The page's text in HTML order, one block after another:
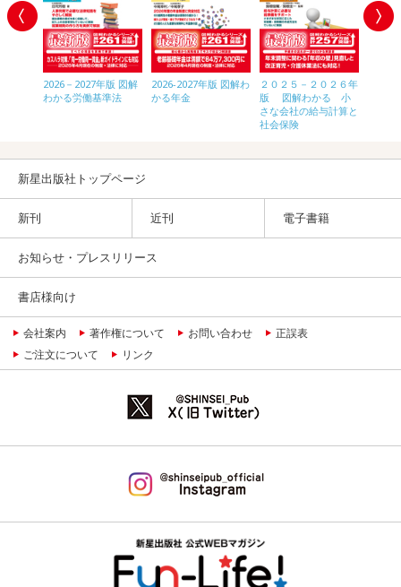
2026－2027年版 図解
わかる労働基準法
2026-2027年版 図解わ
かる年金
２０２５－２０２６年
版 図解わかる 小
さな会社の給与計算と
社会保険
新星出版社トップページ
新刊 近刊 電子書籍
お知らせ・プレスリリース
書店様向け
会社案内 著作権について お問い合わせ
正誤表
ご注文について
リンク